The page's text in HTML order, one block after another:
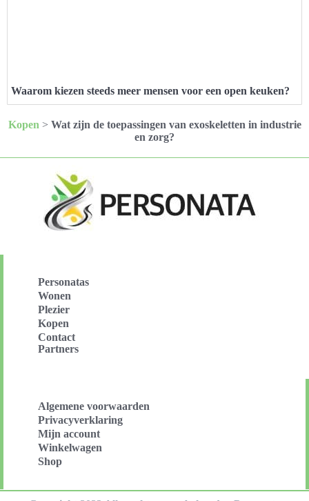
Waarom kiezen steeds meer mensen voor een open keuken?
Kopen > Wat zijn de toepassingen van exoskeletten in industrie
en zorg?
Personatas
Wonen
Plezier
Kopen
Contact
Partners
Algemene voorwaarden
Privacyverklaring
Mijn account
Winkelwagen
Shop